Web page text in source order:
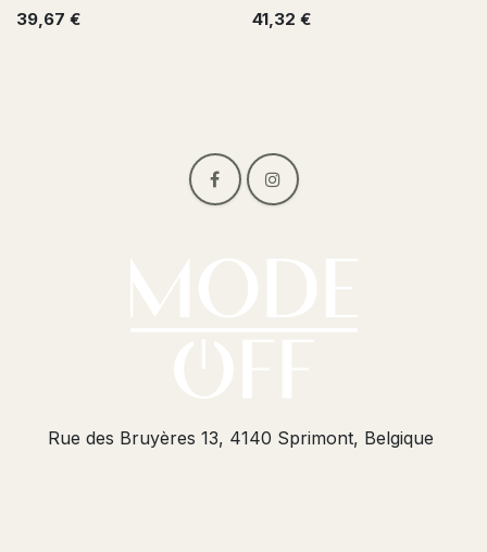
39,67 € 41,32 €
Rue des Bruyères 13, 4140 Sprimont, Belgique